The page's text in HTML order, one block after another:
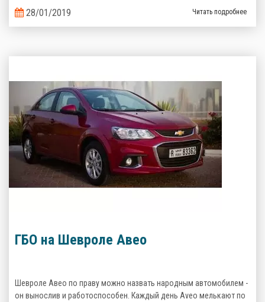
газобаллонного оборудования предлагают альтернативные
варианты.
28/01/2019 Читать подробнее
ГБО на Шевроле Авео
Шевроле Авео по праву можно назвать народным автомобилем -
он вынослив и работоспособен. Каждый день Aveo мелькают по